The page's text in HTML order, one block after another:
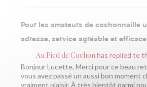
Pour les amateurs de cochonnaille
adresse, service agréable et efficace
Au Pied de Cochonhas replied to
Bonjour Lucette, Merci pour ce beau
vous avez passé un aussi bon moment
vraiment plaisir. À très bientôt parmi